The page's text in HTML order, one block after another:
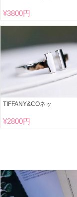
¥3800円
TIFFANY&COネッ
¥2800円